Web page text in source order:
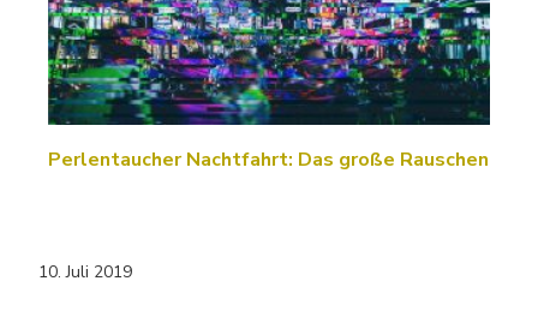
Perlentaucher Nachtfahrt: Das große Rauschen
10. Juli 2019